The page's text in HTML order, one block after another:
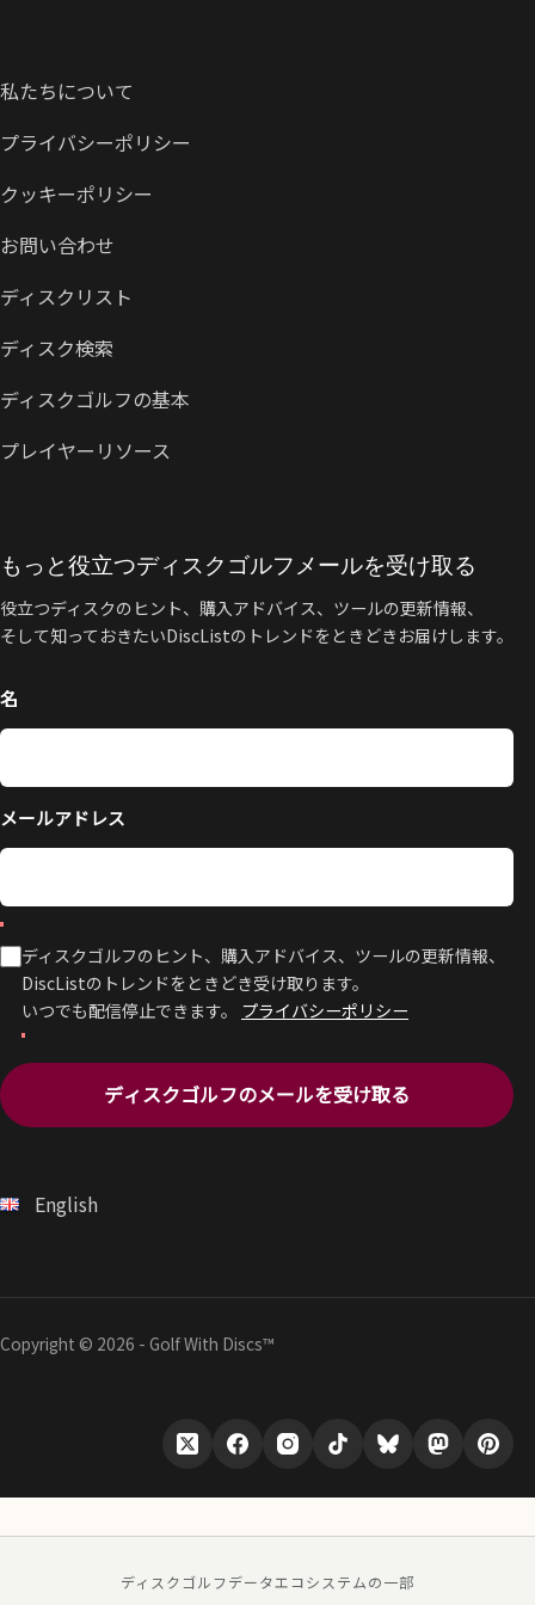
私たちについて
プライバシーポリシー
クッキーポリシー
お問い合わせ
ディスクリスト
ディスク検索
ディスクゴルフの基本
プレイヤーリソース
もっと役立つディスクゴルフメールを受け取る
役立つディスクのヒント、購入アドバイス、ツールの更新情報、
そして知っておきたいDiscListのトレンドをときどきお届けします。
名
メールアドレス
ディスクゴルフのヒント、購入アドバイス、ツールの更新情報、
DiscListのトレンドをときどき受け取ります。
いつでも配信停止できます。 プライバシーポリシー
ディスクゴルフのメールを受け取る
English
Copyright © 2026 - Golf With Discs™
ディスクゴルフデータエコシステムの一部